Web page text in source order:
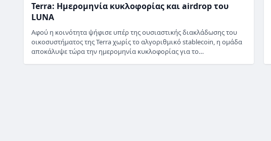
Terra: Ημερομηνία κυκλοφορίας και airdrop του
LUNA
Αφού η κοινότητα ψήφισε υπέρ της ουσιαστικής διακλάδωσης του
οικοσυστήματος της Terra χωρίς το αλγοριθμικό stablecoin, η ομάδα
αποκάλυψε τώρα την ημερομηνία κυκλοφορίας για το…